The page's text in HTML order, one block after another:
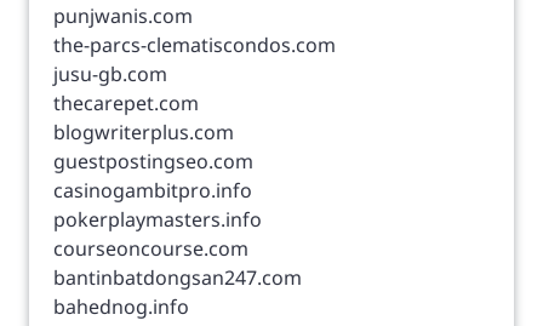
punjwanis.com
the-parcs-clematiscondos.com
jusu-gb.com
thecarepet.com
blogwriterplus.com
guestpostingseo.com
casinogambitpro.info
pokerplaymasters.info
courseoncourse.com
bantinbatdongsan247.com
bahednog.info